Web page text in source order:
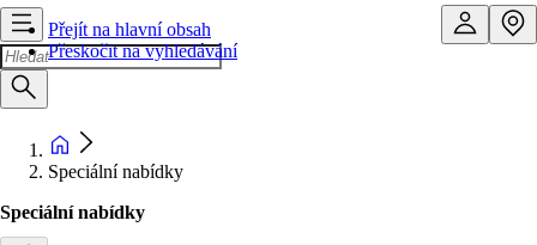
Přejít na hlavní obsah
Přeskočit na vyhledávání
Speciální nabídky
Speciální nabídky